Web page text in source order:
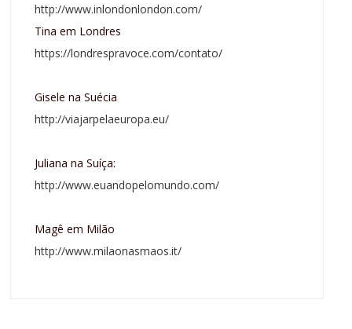
http://www.inlondonlondon.com/
Tina em Londres
https://londrespravoce.com/contato/
Gisele na Suécia
http://viajarpelaeuropa.eu/
Juliana na Suíça:
http://www.euandopelomundo.com/
Magê em Milão
http://www.milaonasmaos.it/